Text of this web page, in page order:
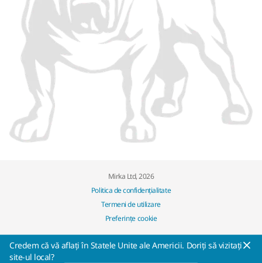
Mirka Ltd, 2026
Politica de confidențialitate
Termeni de utilizare
Preferințe cookie
Credem că vă aflați în Statele Unite ale Americii. Doriți să vizitați
site-ul local?